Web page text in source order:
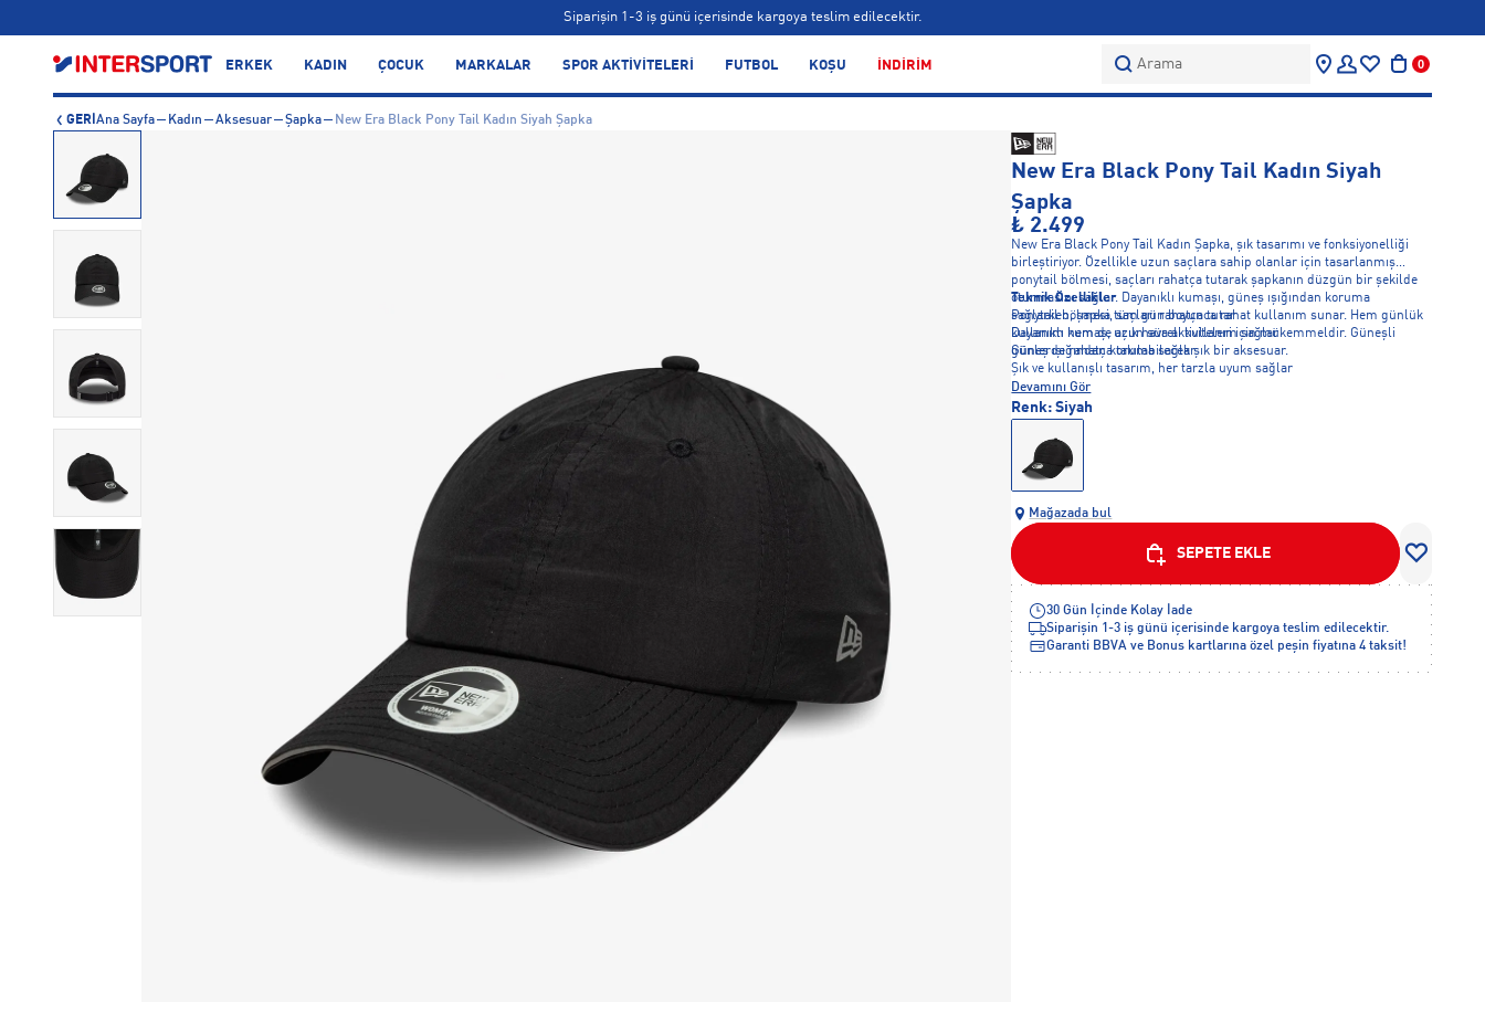
Siparişin 1-3 iş günü içerisinde kargoya teslim edilecektir.
Bonus kartlara özel vade farksız taksit seçenekleri!
ERKEK KADIN ÇOCUK MARKALAR SPOR AKTİVİTELERİ FUTBOL KOŞU İNDİRİM Arama 0
GERİ Ana Sayfa Kadın Aksesuar Şapka New Era Black Pony Tail Kadın Siyah Şapka
New Era Black Pony Tail Kadın Siyah
Şapka
₺ 2.499
New Era Black Pony Tail Kadın Şapka, şık tasarımı ve fonksiyonelliği
birleştiriyor. Özellikle uzun saçlara sahip olanlar için tasarlanmış
ponytail bölmesi, saçları rahatça tutarak şapkanın düzgün bir şekilde
oturmasını sağlar. Dayanıklı kumaşı, güneş ışığından koruma
sağlarken, şapka tüm gün boyunca rahat kullanım sunar. Hem günlük
kullanım hem de açık hava aktiviteleri için mükemmeldir. Güneşli
günlerde rahatça takılabilecek şık bir aksesuar.
Teknik Özellikler
Ponytail bölmesi, saçları rahatça tutar
Dayanıklı kumaş, uzun süreli kullanım sağlar
Güneş ışığından koruma sağlar
Şık ve kullanışlı tasarım, her tarzla uyum sağlar
Devamını Gör
Renk: Siyah
Mağazada bul
SEPETE EKLE
30 Gün İçinde Kolay İade
Siparişin 1-3 iş günü içerisinde kargoya teslim edilecektir.
Garanti BBVA ve Bonus kartlarına özel peşin fiyatına 4 taksit!